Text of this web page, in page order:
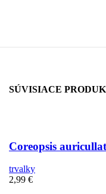
SÚVISIACE
Coreopsis
trvalky
2,99 €